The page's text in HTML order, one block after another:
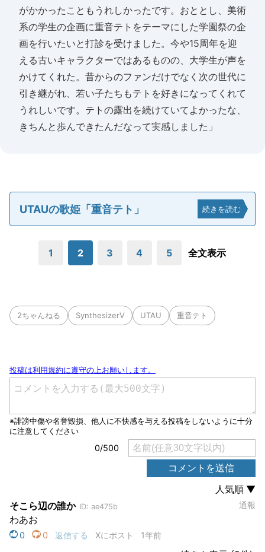
がかかったこともうれしかったです。おととし、美術
系の学生の企画に重音テトをテーマにした学園祭の企
画を行いたいと打診を受けました。今や15周年を迎
える古いキャラクターではあるものの、大学生が声を
かけてくれた。昔からのファンだけでなく次の世代に
引き継がれ、若い子たちもテトを好きになってくれて
うれしいです。テトの露出を続けていてよかったな、
きちんと歩んできたんだなって実感しました」
UTAUの歌姫「重音テト」 続きを読む
1 2 3 4 5 全文表示
2ちゃんねる SynthesizerV UTAU 重音テト